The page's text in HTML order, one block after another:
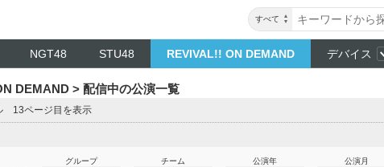
すべて
NGT48 STU48 REVIVAL!! ON DEMAND デバイス
DEMAND > 配信中の公演一覧
13ページ目を表示
グループ チーム 公演年 公演月